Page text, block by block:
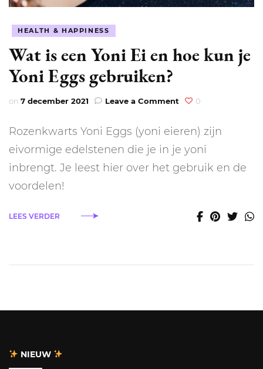
HEALTH & HAPPINESS
Wat is een Yoni Ei en hoe kun je
Yoni Eggs gebruiken?
on 7 december 2021 Leave a Comment on
een
Yoni
en
0
Rozenkwarts Yoni Eggs (yoni eieren) zijn
eivormige edelstenen die je in je yoni
inbrengt. Je leest hier over het gebruik en de
voordelen!
LEES VERDER
NIEUW